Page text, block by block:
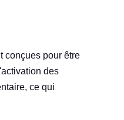
conçues pour être
des
ce qui